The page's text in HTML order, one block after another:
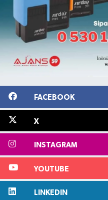
FACEBOOK
X
INSTAGRAM
YOUTUBE
LINKEDIN